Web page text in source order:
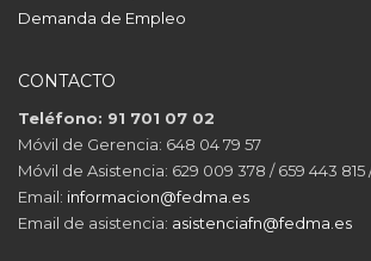
Demanda de Empleo
CONTACTO
Teléfono: 91 701 07 02
Móvil de Gerencia: 648 04 79 57
Móvil de Asistencia: 629 009 378 / 659 443 815
Email: informacion@fedma.es
Email de asistencia: asistenciafn@fedma.es